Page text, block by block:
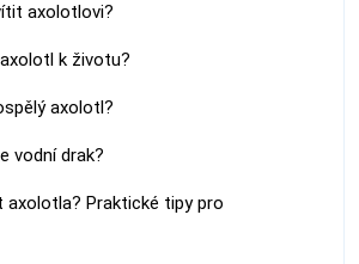
axolotlovi?
k životu?
axolotl?
vodní drak?
axolotla? Praktické tipy pro